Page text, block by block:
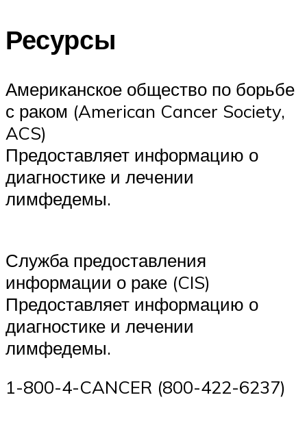
Ресурсы
Американское общество по борьбе
с раком (American Cancer Society,
ACS)
Предоставляет информацию о
диагностике и лечении
лимфедемы.
Служба предоставления
информации о раке (CIS)
Предоставляет информацию о
диагностике и лечении
лимфедемы.
1-800-4-CANCER (800-422-6237)